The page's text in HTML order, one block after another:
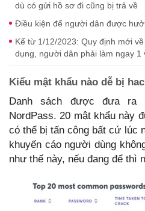
dù có gửi hồ sơ đi cũng bị trả về
Điều kiện để người dân được
Kể từ 1/12/2023: Quy định mới
dụng, người dân phải làm ngay 1
Kiểu mật khẩu nào dễ bị
Danh sách được đưa ra
NordPass. 20 mật khẩu này
có thể bị tấn công bất cứ lúc
khuyến cáo người dùng
như thế này, nếu đang để thì